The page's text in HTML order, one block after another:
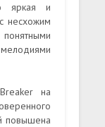
яркая и
несхожим
на
повышена